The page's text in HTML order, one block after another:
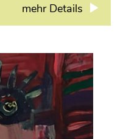
mehr Details